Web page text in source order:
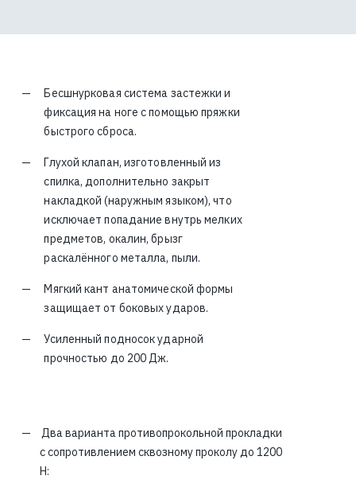
Бесшнурковая система застежки и
фиксация на ноге с помощью пряжки
быстрого сброса.
Глухой клапан, изготовленный из
спилка, дополнительно закрыт
накладкой (наружным языком), что
исключает попадание внутрь мелких
предметов, окалин, брызг
раскалённого металла, пыли.
Мягкий кант анатомической формы
защищает от боковых ударов.
Усиленный подносок ударной
прочностью до 200 Дж.
Два варианта противопрокольной прокладки
с сопротивлением сквозному проколу до 1200
Н: